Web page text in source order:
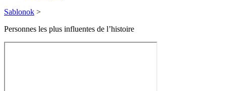
Sablonok >
Personnes les plus influentes de l’histoire